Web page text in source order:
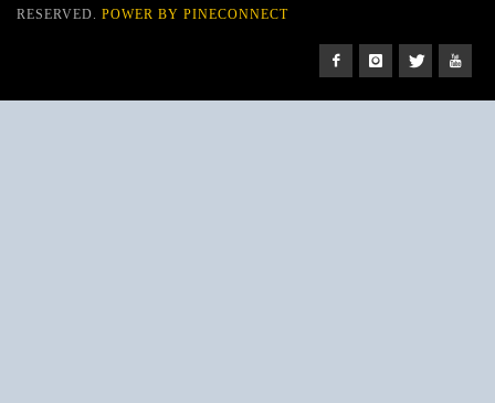
RESERVED. POWER BY PINECONNECT